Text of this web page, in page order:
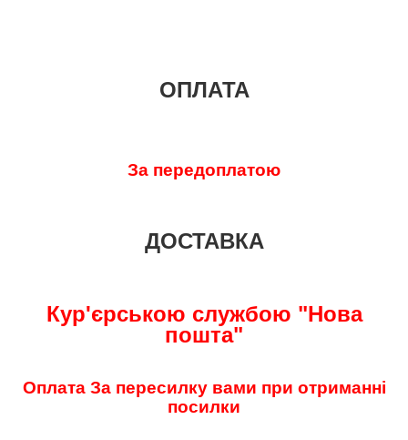
ОПЛАТА
За передоплатою
ДОСТАВКА
Кур'єрською службою "Нова
пошта"
Оплата За пересилку вами при отриманні
посилки